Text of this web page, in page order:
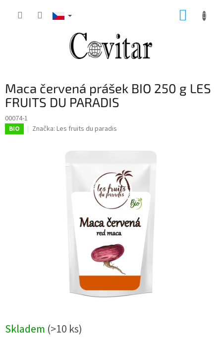
Maca červená prášek BIO 250 g LES
FRUITS DU PARADIS
00074-1
BIO Značka: Les fruits du paradis
Skladem (>10 ks)